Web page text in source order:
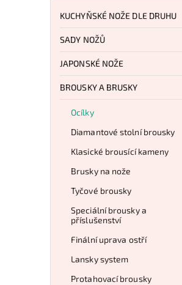
KUCHYŇSKÉ NOŽE DLE DRUHU
SADY NOŽŮ
JAPONSKÉ NOŽE
BROUSKY A BRUSKY
Ocílky
Diamantové stolní brousky
Klasické brousící kameny
Brusky na nože
Tyčové brousky
Speciální brousky a
příslušenství
Finální uprava ostří
Lansky system
Protahovací brousky